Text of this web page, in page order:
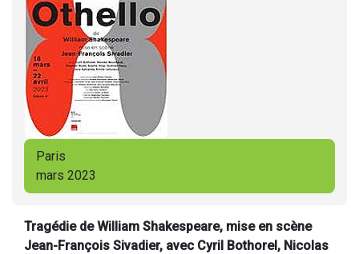
Paris
mars 2023
Tragédie de William Shakespeare, mise en scène
Jean-François Sivadier, avec Cyril Bothorel, Nicolas